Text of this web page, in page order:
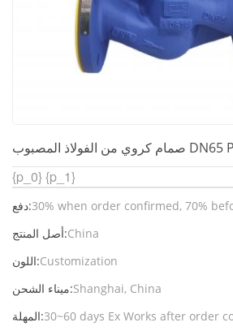
{p_0} {p_1}
دفع:30% when order confirmed, 70%
أصل المنتج:China
اللون:Customization
ميناء الشحن:Shanghai, China
المهلة:30~60 days Ex Works after order